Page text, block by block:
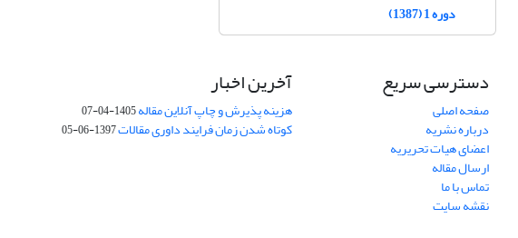
دوره 1 (1387)
دسترسی سریع
صفحه اصلی
درباره نشریه
اعضای هیات تحریریه
ارسال مقاله
تماس با ما
نقشه سایت
آخرین اخبار
هزینه پذیرش و چاپ آنلاین مقاله1405-04-07
کوتاه شدن زمان فرایند داوری مقالات1397-06-05